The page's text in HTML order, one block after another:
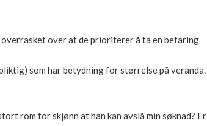
over at de prioriterer å ta en befaring
som har betydning for størrelse på veranda.
rom for skjønn at han kan avslå min søknad? Er